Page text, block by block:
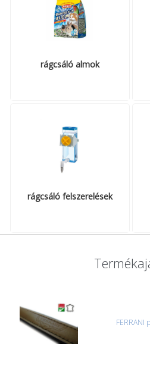
rágcsáló almok
rágcsáló felszerelések
FERRANI